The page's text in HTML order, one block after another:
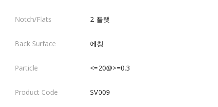
2 플랫
에칭
<=20@>=0.3
SV009